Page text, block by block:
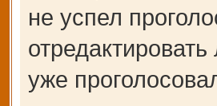
не успел
уже